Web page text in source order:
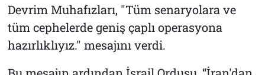
Devrim Muhafızları, "Tüm senaryolara ve
tüm cephelerde geniş çaplı operasyona
hazırlıklıyız." mesajını verdi.